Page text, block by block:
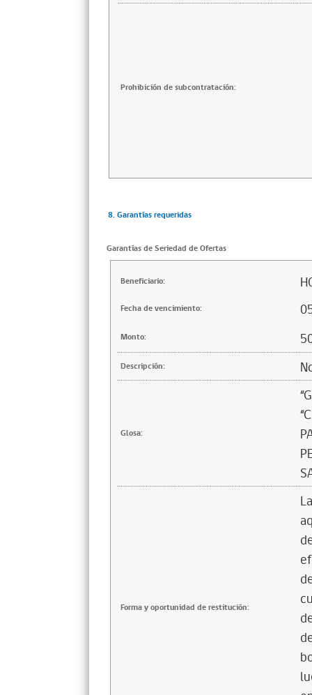
Prohibición de subcontratación:
8. Garantías requeridas
Garantías de Seriedad de Ofertas
Beneficiario:
Fecha de vencimiento:
Monto:
Descripción:
Glosa:
Forma y oportunidad de restitución: